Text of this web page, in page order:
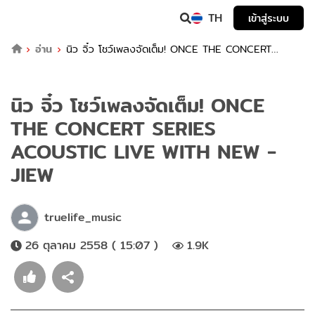
TH
เข้าสู่ระบบ
อ่าน
นิว จิ๋ว โชว์เพลงจัดเต็ม! ONCE THE CONCERT
นิว จิ๋ว โชว์เพลงจัดเต็ม! ONCE
THE CONCERT SERIES
ACOUSTIC LIVE WITH NEW -
JIEW
truelife_music
26 ตุลาคม 2558 ( 15:07 )
1.9K